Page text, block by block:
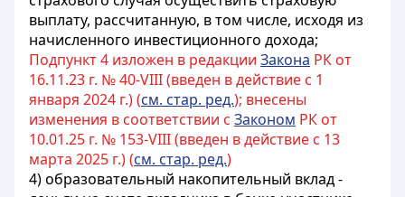
выплату, рассчитанную, в том числе, исходя из
начисленного инвестиционного дохода;
Подпункт 4 изложен в редакции Закона РК от
16.11.23 г. № 40-VIII (введен в действие с 1
января 2024 г.) (см. стар. ред.); внесены
изменения в соответствии с Законом РК от
10.01.25 г. № 153-VIII (введен в действие с 13
марта 2025 г.) (см. стар. ред.)
4) образовательный накопительный вклад -